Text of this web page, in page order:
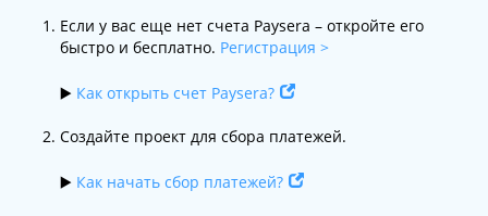
Если у вас еще нет счета Paysera – откройте его
быстро и бесплатно. Регистрация >
▶️ Как открыть счет Paysera?
Создайте проект для сбора платежей.
▶️ Как начать сбор платежей?